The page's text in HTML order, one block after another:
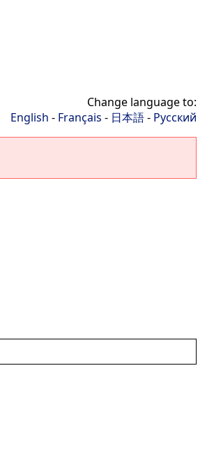
Change language to:
English - Français - 日本語- Русский